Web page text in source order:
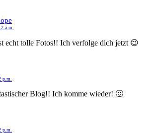
a.m.
echt tolle Fotos!! Ich verfolge dich jetzt 😉
p.m.
Blog!! Ich komme wieder! 🙂
p.m.